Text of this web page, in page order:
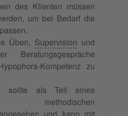
des Klienten müssen
um bei Bedarf die
Üben, Supervision und
Beratungsgespräche
Kompetenz zu
sollte als Teil eines
methodischen